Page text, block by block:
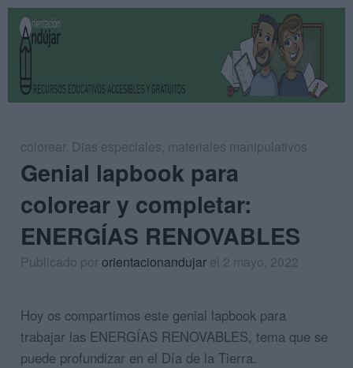
colorear , Dias especiales, materiales manipulativos
Genial lapbook para
colorear y completar:
ENERGÍAS RENOVABLES
Publicado pororientacionandujar el 2 mayo, 2022
Hoy os compartimos este genial lapbook para
trabajar las ENERGÍAS RENOVABLES, tema que se
puede profundizar en el Día de la Tierra.